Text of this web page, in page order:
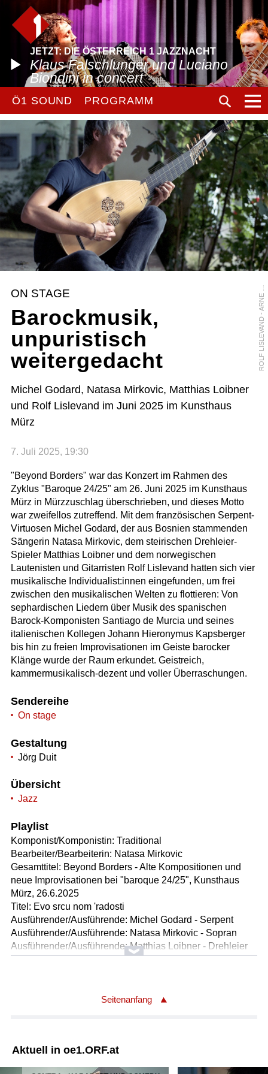
JETZT: DIE ÖSTERREICH 1 JAZZNACHT
Klaus Falschlunger und Luciano
Biondini in concert
Ö1 SOUND PROGRAMM
R
O
L
F
L
I
S
L
E
V
A
N
D
-
A
R
N
E
R
E
I
M
E
R
ON STAGE
Barockmusik,
unpuristisch
weitergedacht
Michel Godard, Natasa Mirkovic, Matthias Loibner
und Rolf Lislevand im Juni 2025 im Kunsthaus
Mürz
7. Juli 2025, 19:30
"Beyond Borders" war das Konzert im Rahmen des
Zyklus "Baroque 24/25" am 26. Juni 2025 im Kunsthaus
Mürz in Mürzzuschlag überschrieben, und dieses Motto
war zweifellos zutreffend. Mit dem französischen Serpent-
Virtuosen Michel Godard, der aus Bosnien stammenden
Sängerin Natasa Mirkovic, dem steirischen Drehleier-
Spieler Matthias Loibner und dem norwegischen
Lautenisten und Gitarristen Rolf Lislevand hatten sich vier
musikalische Individualist:innen eingefunden, um frei
zwischen den musikalischen Welten zu flottieren: Von
sephardischen Liedern über Musik des spanischen
Barock-Komponisten Santiago de Murcia und seines
italienischen Kollegen Johann Hieronymus Kapsberger
bis hin zu freien Improvisationen im Geiste barocker
Klänge wurde der Raum erkundet. Geistreich,
kammermusikalisch-dezent und voller Überraschungen.
Sendereihe
On stage
Gestaltung
Jörg Duit
Übersicht
Jazz
Playlist
Komponist/Komponistin: Traditional
Bearbeiter/Bearbeiterin: Natasa Mirkovic
Gesamttitel: Beyond Borders - Alte Kompositionen und
neue Improvisationen bei "baroque 24/25", Kunsthaus
Mürz, 26.6.2025
Titel: Evo srcu nom 'radosti
Ausführender/Ausführende: Michel Godard - Serpent
Ausführender/Ausführende: Natasa Mirkovic - Sopran
Ausführender/Ausführende: Matthias Loibner - Drehleier
Ausführender/Ausführende: Rolf Lislevand - Laute,
Gesamttitel: Beyond Borders - Alte Kompositionen und
neue Improvisationen bei "baroque 24/25", Kunsthaus
Seitenanfang
Aktuell in oe1.ORF.at